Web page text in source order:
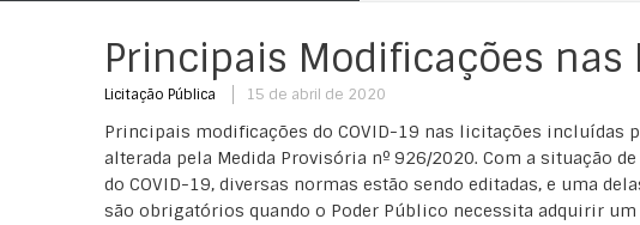
Principais Modificações nas
Licitação Pública 15 de abril de 2020
Principais modificações do COVID-19 nas licitações incluídas
alterada pela Medida Provisória nº 926/2020. Com a situação
do COVID-19, diversas normas estão sendo editadas, e uma
são obrigatórios quando o Poder Público necessita adquirir